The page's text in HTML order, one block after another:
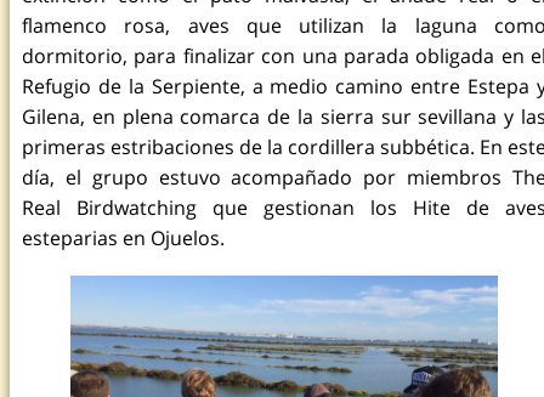
flamenco rosa, aves que utilizan la laguna
dormitorio, para finalizar con una parada obligada en
Refugio de la Serpiente, a medio camino entre Estepa
Gilena, en plena comarca de la sierra sur sevillana y
primeras estribaciones de la cordillera subbética. En
día, el grupo estuvo acompañado por miembros
Real Birdwatching que gestionan los Hite de
esteparias en Ojuelos.